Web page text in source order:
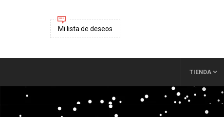
Mi lista de deseos
TIENDA